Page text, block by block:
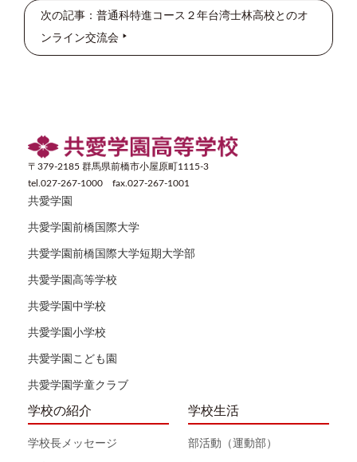
次の記事：普通科特進コース２年台湾士林高校とのオ
ンライン交流会
〒379-2185 群馬県前橋市小屋原町1115-3
tel.027-267-1000 fax.027-267-1001
共愛学園
共愛学園前橋国際大学
共愛学園前橋国際大学短期大学部
共愛学園高等学校
共愛学園中学校
共愛学園小学校
共愛学園こども園
共愛学園学童クラブ
学校の紹介
学校長メッセージ
学校生活
部活動（運動部）